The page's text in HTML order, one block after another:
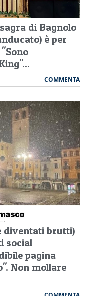
di Bagnolo
è per
COMMENTA
diventati brutti)
social
pagina
Non mollare